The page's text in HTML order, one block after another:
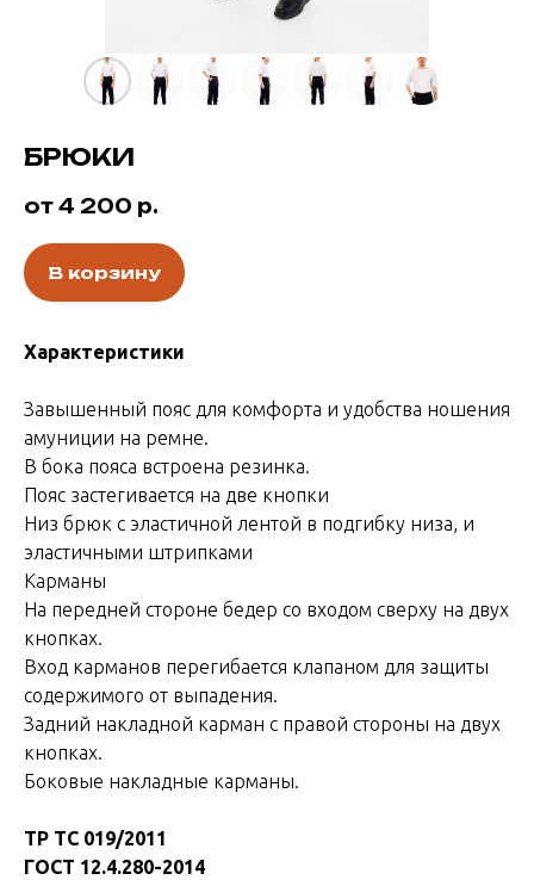
БРЮКИ
от 4 200 р.
В корзину
Характеристики
Завышенный пояс для комфорта и удобства ношения
амуниции на ремне.
В бока пояса встроена резинка.
Пояс застегивается на две кнопки
Низ брюк с эластичной лентой в подгибку низа, и
эластичными штрипками
Карманы
На передней стороне бедер со входом сверху на двух
кнопках.
Вход карманов перегибается клапаном для защиты
содержимого от выпадения.
Задний накладной карман с правой стороны на двух
кнопках.
Боковые накладные карманы.
ТР ТС 019/2011
ГОСТ 12.4.280-2014